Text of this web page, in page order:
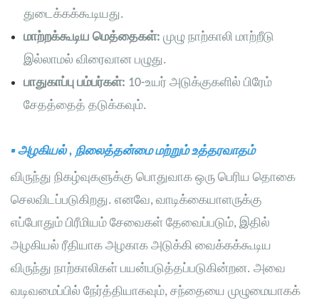
துடைக்கக்கூடியது.
மாற்றக்கூடிய மெத்தைகள்: முழு நாற்காலி மாற்றீடு
இல்லாமல் விரைவான பழுது.
பாதுகாப்பு பம்பர்கள்: 10-உயர் அடுக்குகளில் பிரேம்
சேதத்தைத் தடுக்கவும்.
▪அழகியல் , நிலைத்தன்மை மற்றும் உத்தரவாதம்
விருந்து நிகழ்வுகளுக்கு பொதுவாக ஒரு பெரிய தொகை
செலவிடப்படுகிறது. எனவே, வாடிக்கையாளருக்கு
எப்போதும் பிரீமியம் சேவைகள் தேவைப்படும், இதில்
அழகியல் ரீதியாக அழகாக அடுக்கி வைக்கக்கூடிய
விருந்து நாற்காலிகள் பயன்படுத்தப்படுகின்றன. அவை
வடிவமைப்பில் நேர்த்தியாகவும், சந்தையை முழுமையாகக்